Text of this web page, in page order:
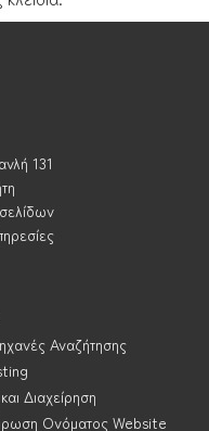
131
Αναζήτησης
Διαχείρηση
Ονόματος Website